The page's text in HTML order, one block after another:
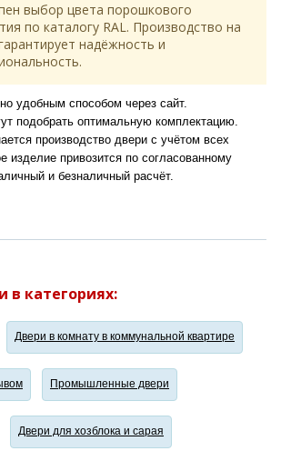
выбор цвета порошкового
по каталогу RAL. Производство на
надёжность и
удобным способом через сайт.
подобрать оптимальную комплектацию.
производство двери с учётом всех
изделие привозится по согласованному
и безналичный расчёт.
в категориях:
Двери в комнату в коммунальной квартире
Промышленные двери
Двери для хозблока и сарая